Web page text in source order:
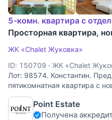
5-комн. квартира с
Просторная квартира,
ЖК «Chalet Жуковка»
ID: 150709 · ЖК «Chalet
Лот: 98574. Константин.
пятикомнатная квартира с
в ЖК "Жуковка Шале".
квартиры, система умный
электроприводом.
Point Estate
Получена